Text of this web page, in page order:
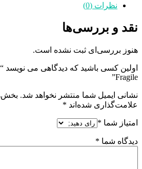
نظرات (0)
نقد و بررسی‌ها
هنوز بررسی‌ای ثبت نشده است.
اولین کسی باشید که دیدگاهی می
Fragile”
نشانی ایمیل شما منتشر نخواهد شد.
علامت‌گذاری شده‌اند *
امتیاز شما *
دیدگاه شما *